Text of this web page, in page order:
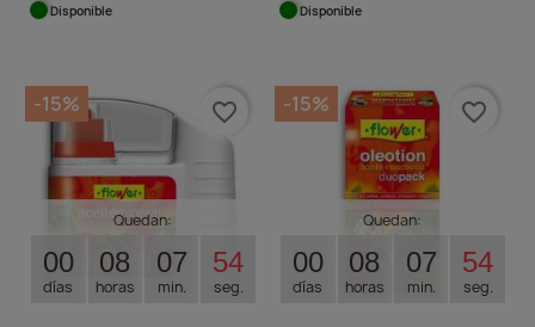
Disponible Disponible
Quedan:
00
días
08
horas
07
min.
53
seg.
-15% favorite_border
Quedan:
00
días
08
horas
07
min.
53
seg.
-15% favorite_border